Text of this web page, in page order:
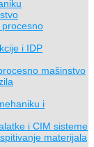
i IDP
mašinstvo
i
i CIM sisteme
materijala